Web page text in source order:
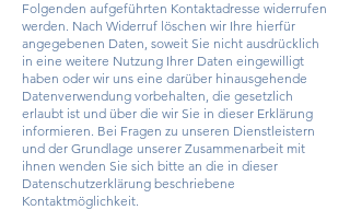
Folgenden aufgeführten Kontaktadresse widerrufen
werden. Nach Widerruf löschen wir Ihre hierfür
angegebenen Daten, soweit Sie nicht ausdrücklich
in eine weitere Nutzung Ihrer Daten eingewilligt
haben oder wir uns eine darüber hinausgehende
Datenverwendung vorbehalten, die gesetzlich
erlaubt ist und über die wir Sie in dieser Erklärung
informieren. Bei Fragen zu unseren Dienstleistern
und der Grundlage unserer Zusammenarbeit mit
ihnen wenden Sie sich bitte an die in dieser
Datenschutzerklärung beschriebene
Kontaktmöglichkeit.